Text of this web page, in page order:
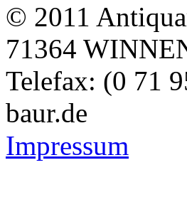
© 2011
71364
Telefax: (0 71
baur.de
Impressum